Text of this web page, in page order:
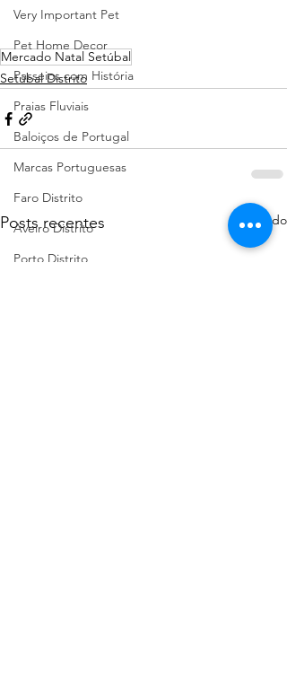
Very Important Pet
Pet Home Decor
Passeios com História
Praias Fluviais
Baloiços de Portugal
Marcas Portuguesas
Faro Distrito
Aveiro Distrito
Porto Distrito
Mercado Natal Setúbal
Setúbal Distrito
Posts recentes Ver tudo